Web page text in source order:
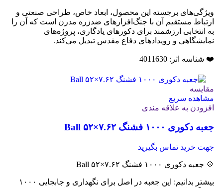
ویژگی‌های برجسته این محصول، ابعاد خاص، طراحی صنعتی و
ارتباط مستقیم آن با جنگ‌افزارهای ضدزره مدرن است که آن را
به انتخابی ارزشمند برای دکورهای یادگاری، پروژه‌های
نمایشگاهی و رویدادهای دفاع مقدس تبدیل می‌کند.
❤️ شناسه اثر: 4011630
مقایسه
مشاهده سریع
افزودن به علاقه مندی
جعبه دکوری ۱۰۰۰ فشنگ ۷.۶۲×۵۲ Ball
جهت خرید تماس بگیرید
💠 جعبه دکوری ۱۰۰۰ فشنگ ۷.۶۲×۵۲ Ball
بیشتر بدانیم: این جعبه در اصل برای نگهداری و جابجایی ۱۰۰۰